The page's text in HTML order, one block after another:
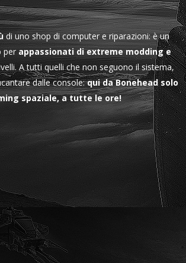
di uno shop di computer e riparazioni: è un
per appassionati di extreme modding e
A tutti quelli che non seguono il sistema,
dalle console:qui da Bonehead solo
spaziale, a tutte le ore!